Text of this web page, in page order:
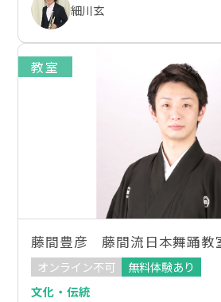
細川玄
教室
藤間豊彦 藤間流日本舞踊
オンライン不可
無料体験あり
文化・伝統